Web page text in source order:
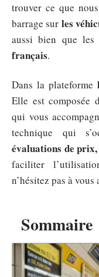
Sommaire
trouver ce que
barrage sur les
aussi bien que les
français.
Dans la plateforme
Elle est composée
qui vous
technique qui
évaluations de prix,
faciliter
n’hésitez pas à vous